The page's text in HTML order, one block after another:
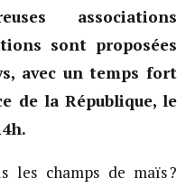
associations
sont proposées
avec un temps fort
de la République, le
les champs de maïs ?